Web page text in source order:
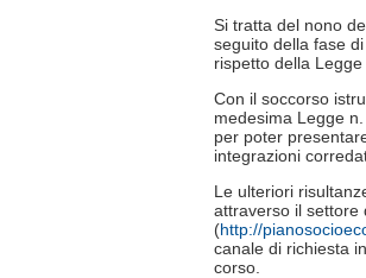
Si tratta del nono
seguito della fase di
rispetto della
Con il soccorso
medesima Legge
per poter
integrazioni
Le ulteriori
attraverso il settore
(http://
canale di richiesta
corso.